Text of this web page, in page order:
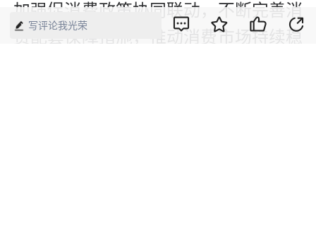
加强促消费政策协同联动，不断完善消
费配套保障措施，推动消费市场持续稳
写评论我光荣